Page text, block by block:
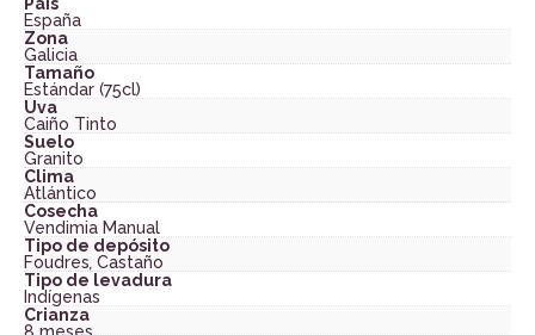
España
Zona
Galicia
Tamaño
Estándar (75cl)
Uva
Caiño Tinto
Suelo
Granito
Clima
Atlántico
Cosecha
Vendimia Manual
Tipo de depósito
Foudres Castaño
Tipo de levadura
Indígenas
Crianza